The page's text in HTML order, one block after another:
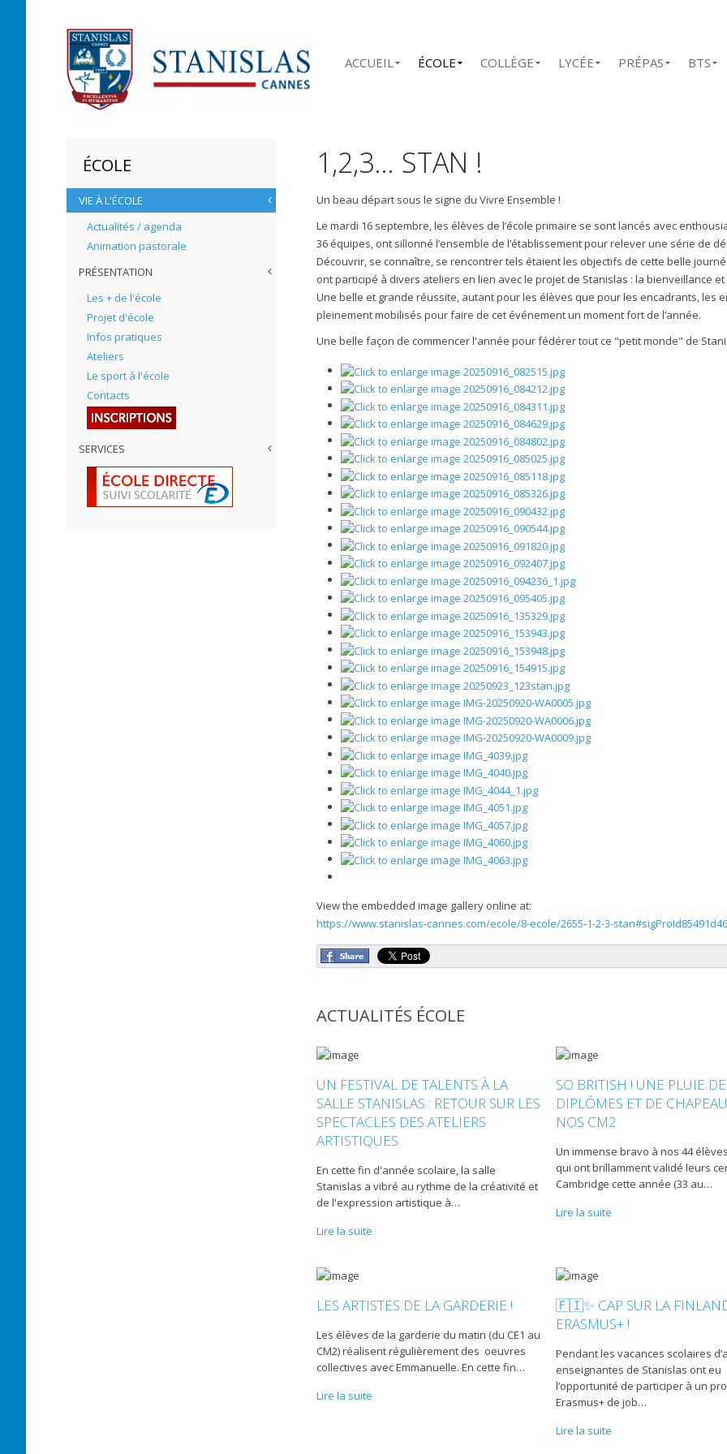
ACCUEIL ÉCOLE COLLÈGE LYCÉE PRÉPAS BTS
1,2,3… STAN !
Un beau départ sous le signe du Vivre Ensemble !
Le mardi 16 septembre, les élèves de l’école primaire se sont lancés avec
36 équipes, ont sillonné l’ensemble de l’établissement pour relever une série de
Découvrir, se connaître, se rencontrer tels étaient les objectifs de cette belle
ont participé à divers ateliers en lien avec le projet de Stanislas : la bienveillance
Une belle et grande réussite, autant pour les élèves que pour les encadrants, les
pleinement mobilisés pour faire de cet événement un moment fort de l’année.
Une belle façon de commencer l'année pour fédérer tout ce "petit monde" de
View the embedded image gallery online at:
https://www.stanislas-cannes.com/ecole/8-ecole/2655-1-2-3-
ACTUALITÉS ÉCOLE
UN FESTIVAL DE TALENTS À LA
SALLE STANISLAS : RETOUR SUR LES
SPECTACLES DES ATELIERS
ARTISTIQUES
En cette fin d'année scolaire, la salle
Stanislas a vibré au rythme de la créativité et
de l'expression artistique à…
Lire la suite
SO BRITISH ! UNE PLUIE DE
DIPLÔMES ET DE
NOS CM2
Un immense bravo à nos 44
qui ont brillamment validé leurs
Cambridge cette année (33 au…
Lire la suite
LES ARTISTES DE LA GARDERIE !
Les élèves de la garderie du matin (du CE1 au
CM2) réalisent régulièrement des oeuvres
collectives avec Emmanuelle. En cette fin…
Lire la suite
🇫🇮✨ CAP SUR LA
ERASMUS+ !
Pendant les vacances scolaires
enseignantes de Stanislas ont eu
l’opportunité de participer à un
Erasmus+ de job…
Lire la suite
ÉCOLE
VIE À L'ÉCOLE
Actualités / agenda
Animation pastorale
PRÉSENTATION
Les + de l'école
Projet d'école
Infos pratiques
Ateliers
Le sport à l'école
Contacts
SERVICES